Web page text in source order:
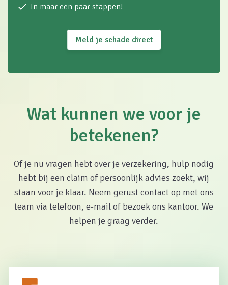
In maar een paar stappen!
Meld je schade direct
Wat kunnen we voor je
betekenen?
Of je nu vragen hebt over je verzekering, hulp nodig
hebt bij een claim of persoonlijk advies zoekt, wij
staan voor je klaar. Neem gerust contact op met ons
team via telefoon, e-mail of bezoek ons kantoor. We
helpen je graag verder.